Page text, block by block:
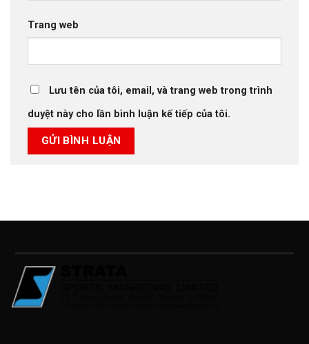
Trang web
Lưu tên của tôi, email, và trang web trong trình
duyệt này cho lần bình luận kế tiếp của tôi.